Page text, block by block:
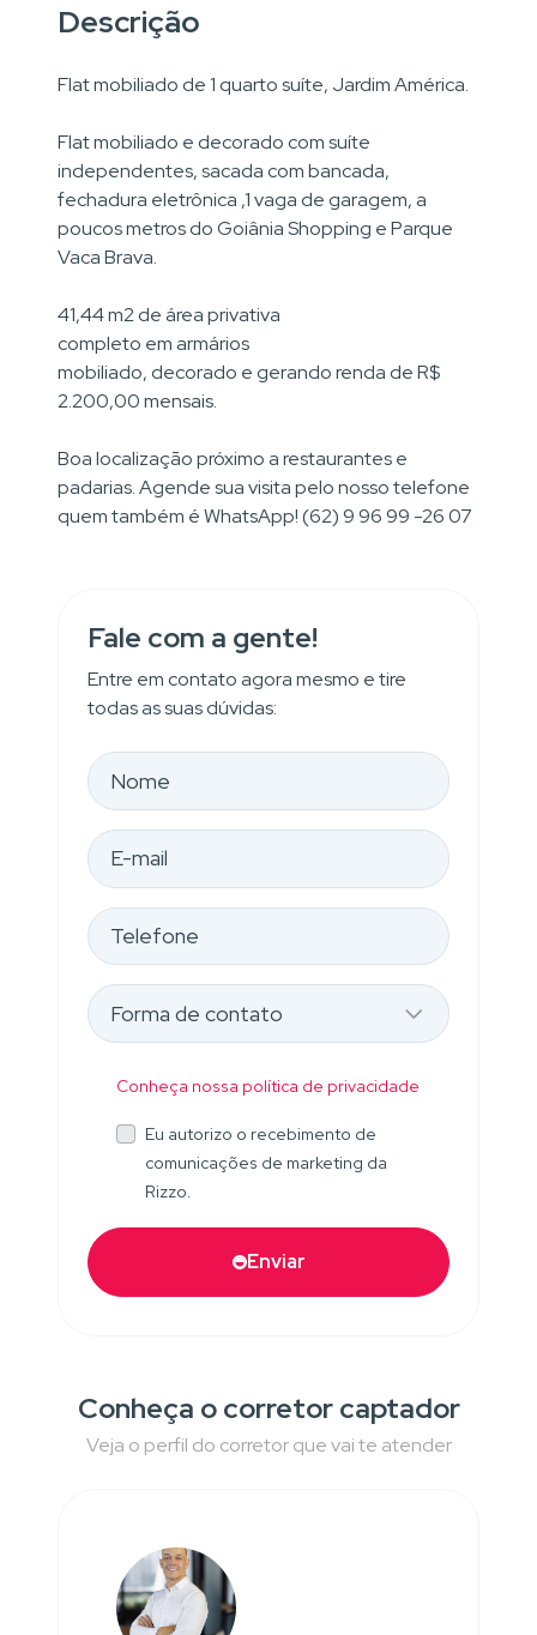
Descrição
Flat mobiliado de 1 quarto suíte, Jardim América.
Flat mobiliado e decorado com suíte
independentes, sacada com bancada,
fechadura eletrônica ,1 vaga de garagem, a
poucos metros do Goiânia Shopping e Parque
Vaca Brava.
41,44 m2 de área privativa
completo em armários
mobiliado, decorado e gerando renda de R$
2.200,00 mensais.
Boa localização próximo a restaurantes e
padarias. Agende sua visita pelo nosso telefone
quem também é WhatsApp! (62) 9 96 99 -26 07
Fale com a gente!
Entre em contato agora mesmo e tire
todas as suas dúvidas:
Conheça nossa política de privacidade
Eu autorizo o recebimento de
comunicações de marketing da
Rizzo.
Enviar
Conheça o corretor captador
Veja o perfil do corretor que vai te atender